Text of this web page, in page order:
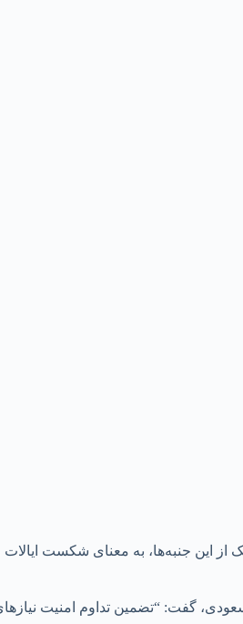
این جنبه‌ها، به معنای شکست ایالات
سعودی، گفت: “تضمین تداوم امنیت